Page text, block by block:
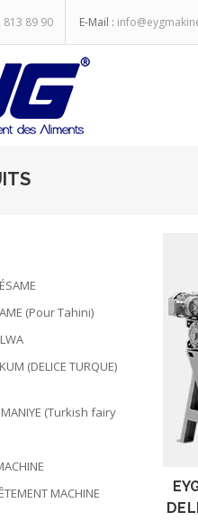
813 89 90 E-Mail :
(Pour Tahini)
(DELICE TURQUE)
(Turkish fairy
MACHINE